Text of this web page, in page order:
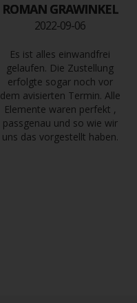
ROMAN GRAWINKEL
2022-09-06
Es ist alles einwandfrei
gelaufen. Die Zustellung
erfolgte sogar noch vor
dem avisierten Termin. Alle
Elemente waren perfekt ,
passgenau und so wie wir
uns das vorgestellt haben.